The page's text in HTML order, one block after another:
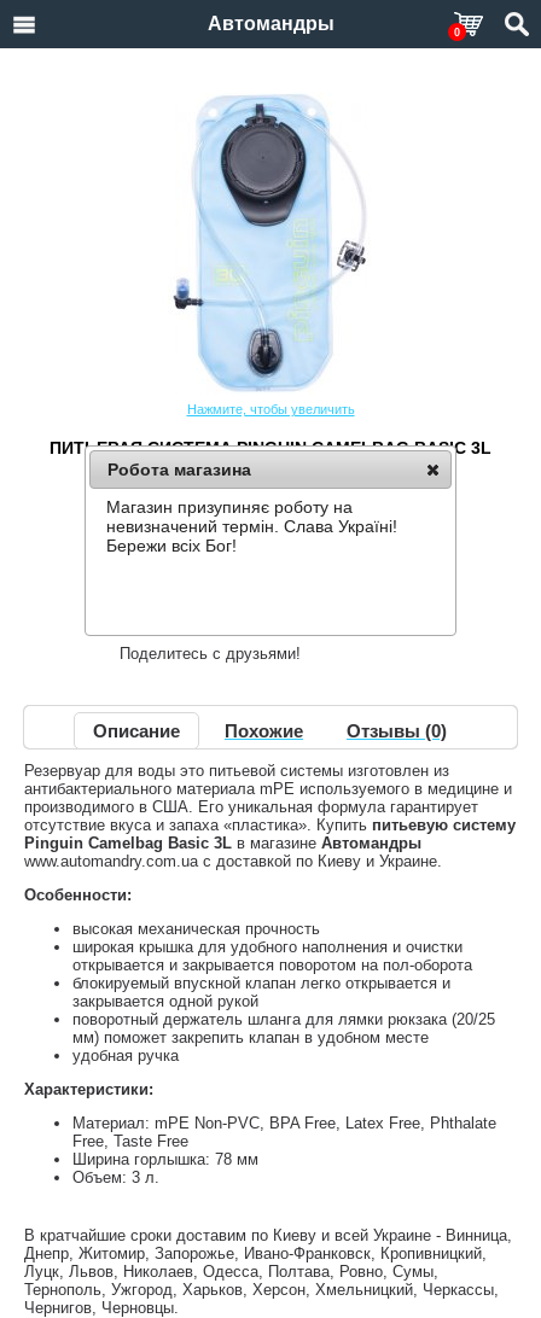
Автомандры 0
Нажмите, чтобы увеличить
ПИТЬЕВАЯ СИСТЕМА PINGUIN CAMELBAG BASIC 3L
Производитель: Pinguin
Код товара:Camelbag Basic 3L
Нет в наличии
Поделитесь с друзьями!
Описание Похожие Отзывы (0)
Резервуар для воды это питьевой системы изготовлен из
антибактериального материала mPE используемого в медицине и
производимого в США. Его уникальная формула гарантирует
отсутствие вкуса и запаха «пластика». Купить питьевую систему
Pinguin Camelbag Basic 3L в магазине Автомандры
www.automandry.com.ua с доставкой по Киеву и Украине.
Особенности:
высокая механическая прочность
широкая крышка для удобного наполнения и очистки
открывается и закрывается поворотом на пол-оборота
блокируемый впускной клапан легко открывается и
закрывается одной рукой
поворотный держатель шланга для лямки рюкзака (20/25
мм) поможет закрепить клапан в удобном месте
удобная ручка
Характеристики:
Материал: mPE Non-PVC, BPA Free, Latex Free, Phthalate
Free, Taste Free
Ширина горлышка: 78 мм
Объем: 3 л.
В кратчайшие сроки доставим по Киеву и всей Украине - Винница,
Днепр, Житомир, Запорожье, Ивано-Франковск, Кропивницкий,
Луцк, Львов, Николаев, Одесса, Полтава, Ровно, Сумы,
Тернополь, Ужгород, Харьков, Херсон, Хмельницкий, Черкассы,
Чернигов, Черновцы.
Робота магазина
Магазин призупиняє роботу на
невизначений термін. Слава Україні!
Бережи всіх Бог!